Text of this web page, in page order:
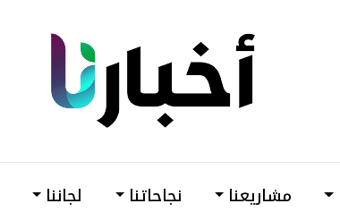
–
وحدة
مشاريعنا نجاحاتنا لجاننا